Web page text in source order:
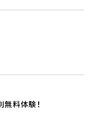
無料体験！